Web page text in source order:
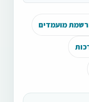
מועמדים